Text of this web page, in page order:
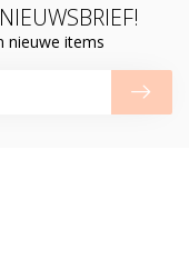
nieuwe items